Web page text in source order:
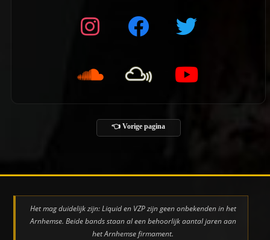
👈 Vorige pagina
Het mag duidelijk zijn: Liquid en VZP zijn geen onbekenden in het
Arnhemse. Beide bands staan al een behoorlijk aantal jaren aan
het Arnhemse firmament.